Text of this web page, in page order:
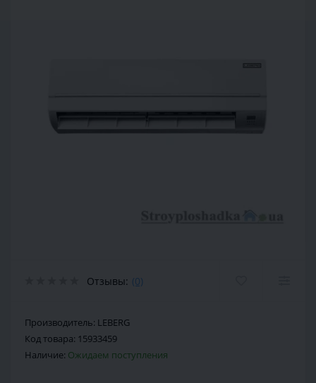
Отзывы: (0)
Производитель: LEBERG
Код товара: 15933459
Наличие: Ожидаем поступления